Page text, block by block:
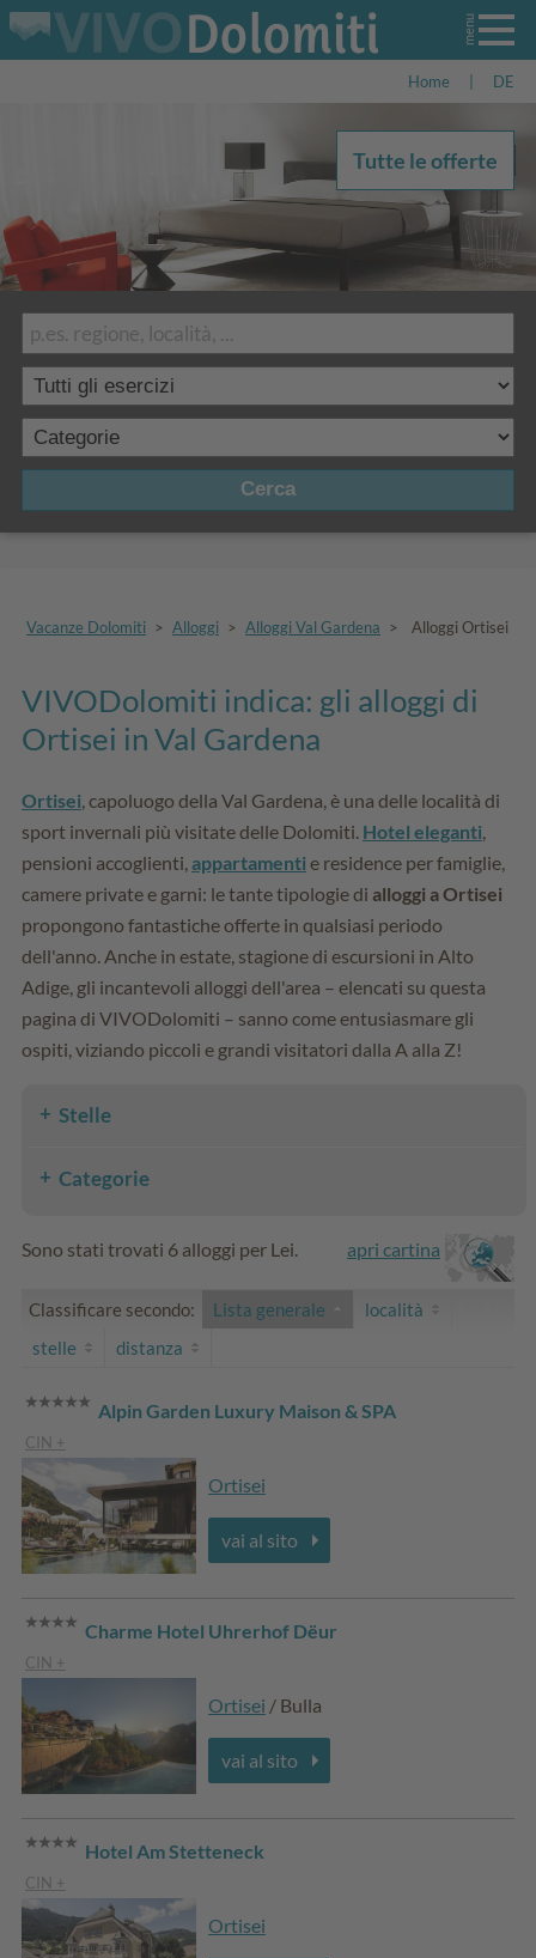
Home DE
Cerca
Tutte le offerte
Vacanze Dolomiti > Alloggi > Alloggi Val Gardena > Alloggi Ortisei
VIVODolomiti indica: gli alloggi di
Ortisei in Val Gardena
Ortisei , capoluogo della Val Gardena, è una delle località di
sport invernali più visitate delle Dolomiti. Hotel eleganti
pensioni accoglienti, appartamenti e residence per famiglie,
camere private e garni: le tante tipologie di alloggi a Ortisei
propongono fantastiche offerte in qualsiasi periodo
dell'anno. Anche in estate, stagione di escursioni in Alto
Adige, gli incantevoli alloggi dell'area – elencati su questa
pagina di VIVODolomiti – sanno come entusiasmare gli
ospiti, viziando piccoli e grandi visitatori dalla A alla Z!
Stelle
Categorie
apri cartina
Sono stati trovati 6 alloggi per Lei.
Classificare secondo: Lista generale
località
stelle
distanza
Alpin Garden Luxury Maison & SPA
CIN +
Ortisei
vai al sito
Charme Hotel Uhrerhof Dëur
CIN +
Ortisei / Bulla
vai al sito
Hotel Am Stetteneck
CIN +
Ortisei